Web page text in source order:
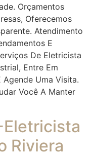
Orçamentos
Oferecemos
Atendimento
E
De Eletricista
Entre Em
Uma Visita.
Você A Manter
Riviera